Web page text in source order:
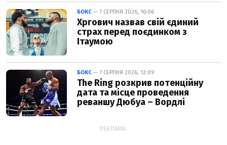
БОКС — 7 СЕРПНЯ 2026, 16:06
Хргович назвав свій єдиний
страх перед поєдинком з
Ітаумою
БОКС — 7 СЕРПНЯ 2026, 12:09
The Ring розкрив потенційну
дата та місце проведення
реваншу Дюбуа – Вордлі
РЕКЛАМА: